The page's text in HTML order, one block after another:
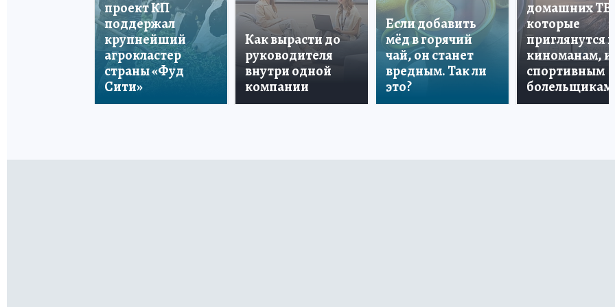
проект КП
поддержал
крупнейший
агрокластер
страны «Фуд
Сити»
Как вырасти до
руководителя
внутри одной
компании
Если добавить
мёд в горячий
чай, он станет
вредным. Так ли
это?
домашних ТВ,
которые
приглянутся и
киноманам, и
спортивным
болельщикам